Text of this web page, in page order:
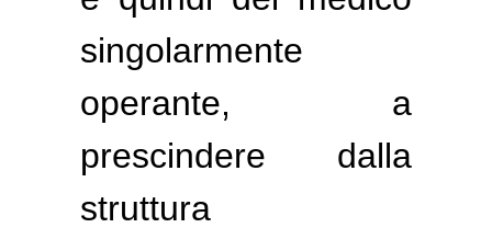
singolarmente
operante, a
prescindere dalla
struttura